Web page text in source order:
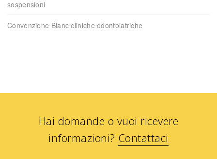
sospensioni
Convenzione Blanc cliniche odontoiatriche
Hai domande o vuoi ricevere
informazioni? Contattaci